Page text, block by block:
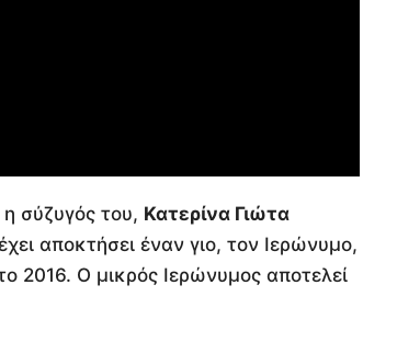
σύζυγός του, Κατερίνα Γιώτα
αποκτήσει έναν γιο, τον Ιερώνυμο,
2016. Ο μικρός Ιερώνυμος αποτελεί